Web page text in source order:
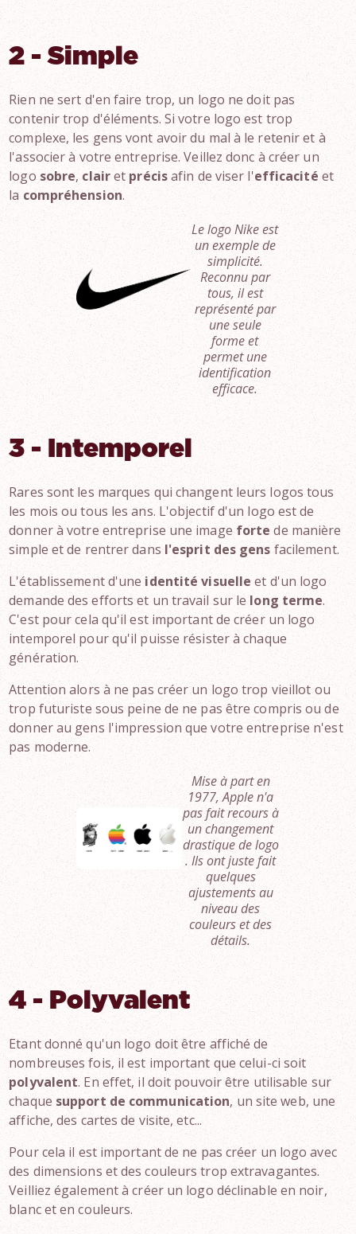
2 - Simple
Rien ne sert d'en faire trop, un logo ne doit pas
contenir trop d'éléments. Si votre logo est trop
complexe, les gens vont avoir du mal à le retenir et à
l'associer à votre entreprise. Veillez donc à créer un
logo sobre, clairet précisafin de viser l'efficacité et
la compréhension.
Le logo Nike est
un exemple de
simplicité.
Reconnu par
tous, il est
représenté par
une seule
forme et
permet une
identification
efficace.
3 - Intemporel
Rares sont les marques qui changent leurs logos tous
les mois ou tous les ans. L'objectif d'un logo est de
donner à votre entreprise une image forte de manière
simple et de rentrer dans l'esprit des gens facilement.
L'établissement d'une identité visuelle et d'un logo
demande des efforts et un travail sur le long terme.
C'est pour cela qu'il est important de créer un logo
intemporel pour qu'il puisse résister à chaque
génération.
Attention alors à ne pas créer un logo trop vieillot ou
trop futuriste sous peine de ne pas être compris ou de
donner au gens l'impression que votre entreprise n'est
pas moderne.
Mise à part en
1977, Apple n'a
pas fait recours à
un changement
drastique de logo
. Ils ont juste fait
quelques
ajustements au
niveau des
couleurs et des
détails.
4 - Polyvalent
Etant donné qu'un logo doit être affiché de
nombreuses fois, il est important que celui-ci soit
polyvalent. En effet, il doit pouvoir être utilisable sur
chaque support de communication, un site web, une
affiche, des cartes de visite, etc...
Pour cela il est important de ne pas créer un logo avec
des dimensions et des couleurs trop extravagantes.
Veilliez également à créer un logo déclinable en noir,
blanc et en couleurs.